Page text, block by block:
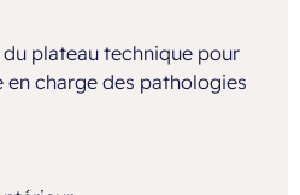
plateau technique pour
charge des pathologies